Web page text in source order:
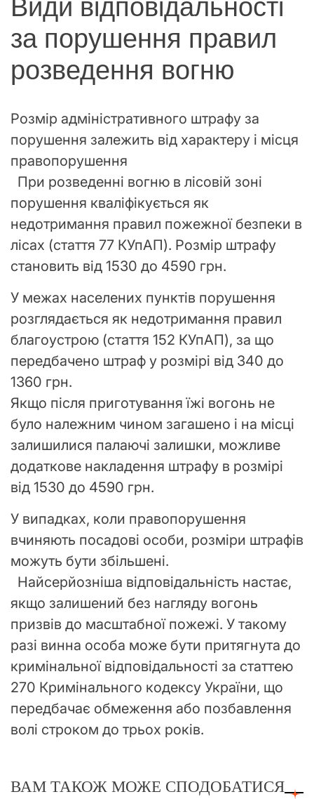
за порушення правил
розведення вогню
Розмір адміністративного штрафу за
порушення залежить від характеру і місця
правопорушення
При розведенні вогню в лісовій зоні
порушення кваліфікується як
недотримання правил пожежної безпеки в
лісах (стаття 77 КУпАП). Розмір штрафу
становить від 1530 до 4590 грн.
У межах населених пунктів порушення
розглядається як недотримання правил
благоустрою (стаття 152 КУпАП), за що
передбачено штраф у розмірі від 340 до
1360 грн.
Якщо після приготування їжі вогонь не
було належним чином загашено і на місці
залишилися палаючі залишки, можливе
додаткове накладення штрафу в розмірі
від 1530 до 4590 грн.
У випадках, коли правопорушення
вчиняють посадові особи, розміри штрафів
можуть бути збільшені.
Найсерйозніша відповідальність настає,
якщо залишений без нагляду вогонь
призвів до масштабної пожежі. У такому
разі винна особа може бути притягнута до
кримінальної відповідальності за статтею
270 Кримінального кодексу України, що
передбачає обмеження або позбавлення
волі строком до трьох років.
ВАМ ТАКОЖ МОЖЕ СПОДОБАТИСЯ